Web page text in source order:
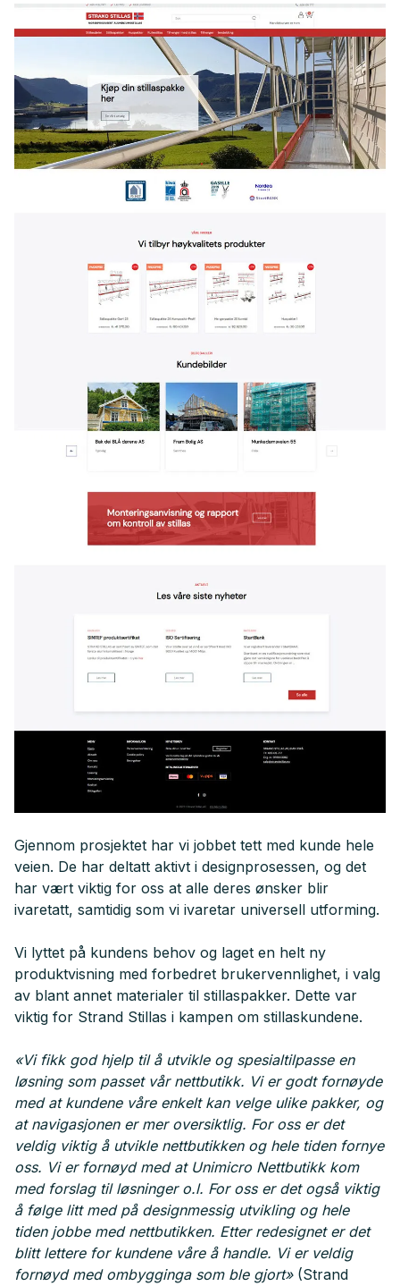
Gjennom prosjektet har vi jobbet tett med kunde hele
veien. De har deltatt aktivt i designprosessen, og det
har vært viktig for oss at alle deres ønsker blir
ivaretatt, samtidig som vi ivaretar universell utforming.
Vi lyttet på kundens behov og laget en helt ny
produktvisning med forbedret brukervennlighet, i valg
av blant annet materialer til stillaspakker. Dette var
viktig for Strand Stillas i kampen om stillaskundene.
«Vi fikk god hjelp til å utvikle og spesialtilpasse en
løsning som passet vår nettbutikk. Vi er godt fornøyde
med at kundene våre enkelt kan velge ulike pakker, og
at navigasjonen er mer oversiktlig. For oss er det
veldig viktig å utvikle nettbutikken og hele tiden fornye
oss. Vi er fornøyd med at Unimicro Nettbutikk kom
med forslag til løsninger o.l. For oss er det også viktig
å følge litt med på designmessig utvikling og hele
tiden jobbe med nettbutikken. Etter redesignet er det
blitt lettere for kundene våre å handle. Vi er veldig
fornøyd med ombygginga som ble gjort»(Strand